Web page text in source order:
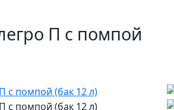
П с помпой